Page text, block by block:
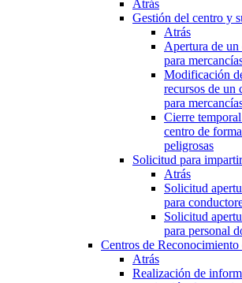
Atrás
Gestión del centro y
Atrás
Apertura de
para
Modificación
recursos de un
para
Cierre
centro de
peligrosas
Solicitud para
Atrás
Solicitud
para
Solicitud
para personal
Centros de
Atrás
Realización de